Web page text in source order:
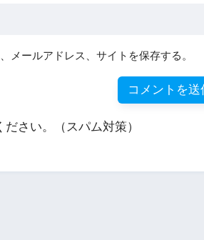
メールアドレス、サイトを保存する。
さい。（スパム対策）